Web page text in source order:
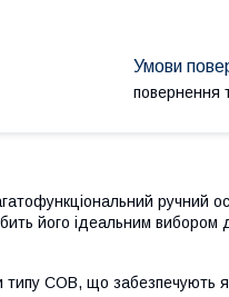
повернення
його ідеальним вибором
COB, що забезпечують